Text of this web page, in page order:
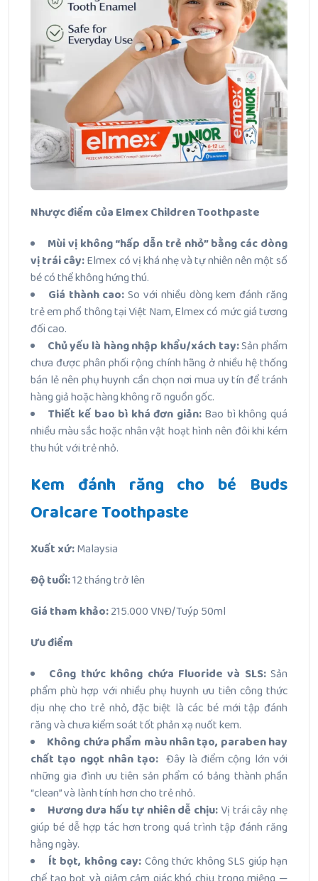
Nhược điểm của Elmex Children Toothpaste
Mùi vị không “hấp dẫn trẻ nhỏ” bằng các dòng
vị trái cây:Elmex có vị khá nhẹ và tự nhiên nên một số
bé có thể không hứng thú.
Giá thành cao: So với nhiều dòng kem đánh răng
trẻ em phổ thông tại Việt Nam, Elmex có mức giá tương
đối cao.
Chủ yếu là hàng nhập khẩu/xách tay:Sản phẩm
chưa được phân phối rộng chính hãng ở nhiều hệ thống
bán lẻ nên phụ huynh cần chọn nơi mua uy tín để tránh
hàng giả hoặc hàng không rõ nguồn gốc.
Thiết kế bao bì khá đơn giản:Bao bì không quá
nhiều màu sắc hoặc nhân vật hoạt hình nên đôi khi kém
thu hút với trẻ nhỏ.
Kem đánh răng cho bé Buds
Oralcare Toothpaste
Xuất xứ:Malaysia
Độ tuổi:12 tháng trở lên
Giá tham khảo:215.000 VNĐ/Tuýp 50ml
Ưu điểm
Công thức không chứa Fluoride và SLS:Sản
phẩm phù hợp với nhiều phụ huynh ưu tiên công thức
dịu nhẹ cho trẻ nhỏ, đặc biệt là các bé mới tập đánh
răng và chưa kiểm soát tốt phản xạ nuốt kem.
Không chứa phẩm màu nhân tạo, paraben hay
chất tạo ngọt nhân tạo: Đây là điểm cộng lớn với
những gia đình ưu tiên sản phẩm có bảng thành phần
“clean” và lành tính hơn cho trẻ nhỏ.
Hương dưa hấu tự nhiên dễ chịu: Vị trái cây nhẹ
giúp bé dễ hợp tác hơn trong quá trình tập đánh răng
hằng ngày.
Ít bọt, không cay: Công thức không SLS giúp hạn